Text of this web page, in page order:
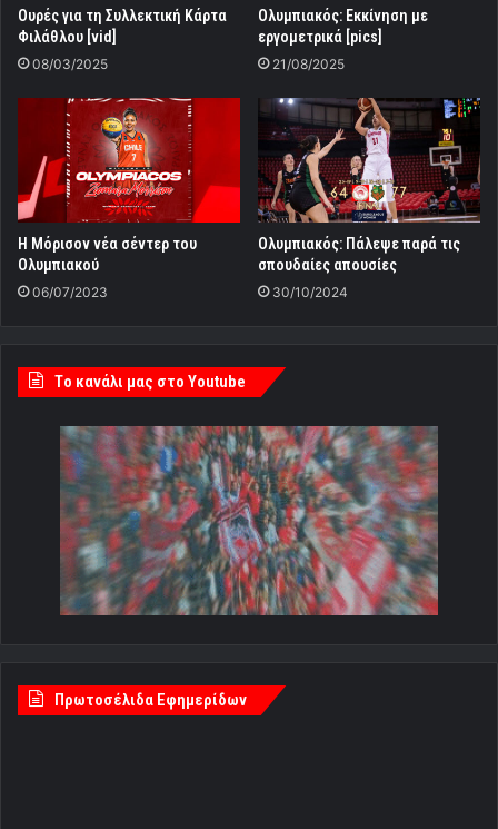
Ουρές για τη Συλλεκτική Κάρτα
Φιλάθλου [vid]
08/03/2025
Ολυμπιακός: Εκκίνηση με
εργομετρικά [pics]
21/08/2025
Η Μόρισον νέα σέντερ του
Ολυμπιακού
06/07/2023
Ολυμπιακός: Πάλεψε παρά τις
σπουδαίες απουσίες
30/10/2024
Tο κανάλι μας στο Youtube
Πρωτοσέλιδα Εφημερίδων